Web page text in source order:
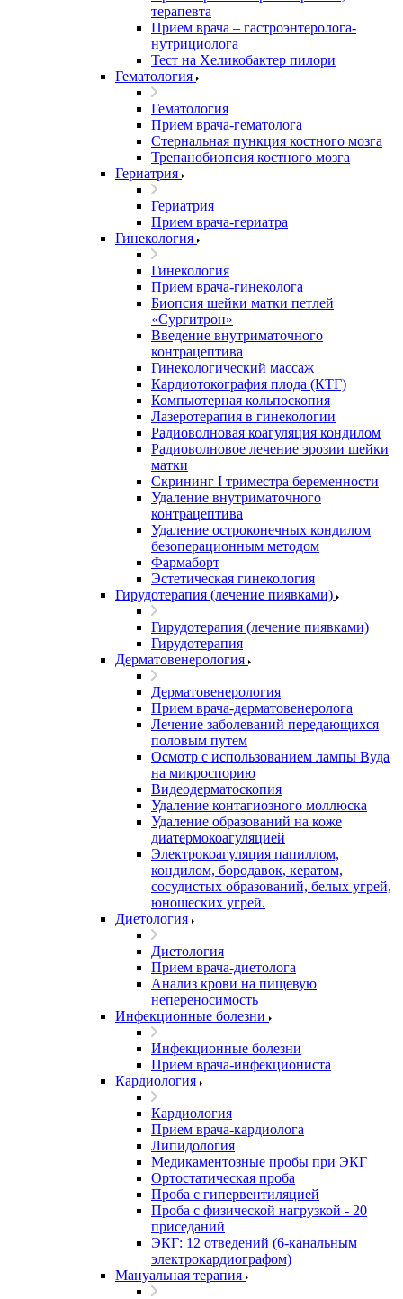
терапевта
Прием врача – гастроэнтеролога-
нутрициолога
Тест на Хеликобактер пилори
Гематология
Гематология
Прием врача-гематолога
Стернальная пункция костного мозга
Трепанобиопсия костного мозга
Гериатрия
Гериатрия
Прием врача-гериатра
Гинекология
Гинекология
Прием врача-гинеколога
Биопсия шейки матки петлей
«Сургитрон»
Введение внутриматочного
контрацептива
Гинекологический массаж
Кардиотокография плода (КТГ)
Компьютерная кольпоскопия
Лазеротерапия в гинекологии
Радиоволновая коагуляция кондилом
Радиоволновое лечение эрозии шейки
матки
Скрининг I триместра беременности
Удаление внутриматочного
контрацептива
Удаление остроконечных кондилом
безоперационным методом
Фармаборт
Эстетическая гинекология
Гирудотерапия (лечение пиявками)
Гирудотерапия (лечение пиявками)
Гирудотерапия
Дерматовенерология
Дерматовенерология
Прием врача-дерматовенеролога
Лечение заболеваний передающихся
половым путем
Осмотр с использованием лампы Вуда
на микроспорию
Видеодерматоскопия
Удаление контагиозного моллюска
Удаление образований на коже
диатермокоагуляцией
Электрокоагуляция папиллом,
кондилом, бородавок, кератом,
сосудистых образований, белых угрей,
юношеских угрей.
Диетология
Диетология
Прием врача-диетолога
Анализ крови на пищевую
непереносимость
Инфекционные болезни
Инфекционные болезни
Прием врача-инфекциониста
Кардиология
Кардиология
Прием врача-кардиолога
Липидология
Медикаментозные пробы при ЭКГ
Ортостатическая проба
Проба с гипервентиляцией
Проба с физической нагрузкой - 20
приседаний
ЭКГ: 12 отведений (6-канальным
электрокардиографом)
Мануальная терапия